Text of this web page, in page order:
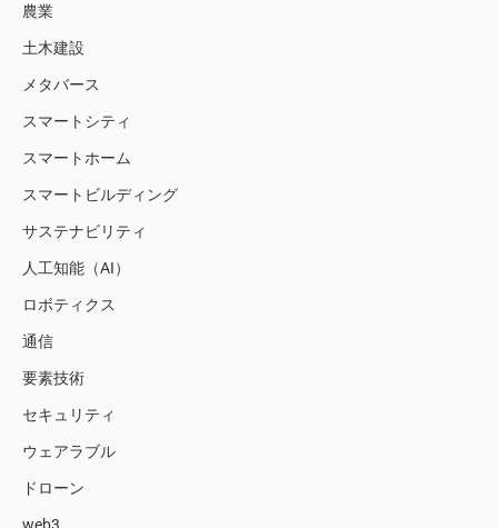
農業
土木建設
メタバース
スマートシティ
スマートホーム
スマートビルディング
サステナビリティ
人工知能（AI）
ロボティクス
通信
要素技術
セキュリティ
ウェアラブル
ドローン